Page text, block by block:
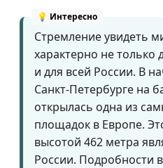
Стремление увидеть
характерно не только
и для всей России. В
Санкт-Петербурге на
открылась одна из
площадок в Европе.
высотой 462 метра
России. Подробности